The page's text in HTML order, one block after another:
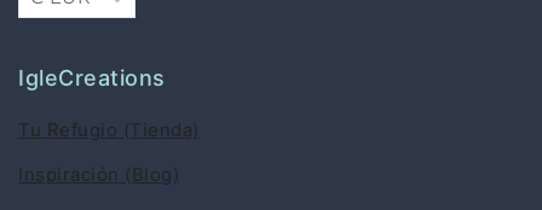
IgleCreations
Tu Refugio (Tienda)
Inspiración (Blog)